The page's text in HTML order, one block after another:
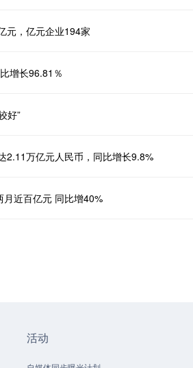
元，亿元企业194家
增长96.81％
好”
2.11万亿元人民币，同比增长9.8%
近百亿元 同比增40%
活动